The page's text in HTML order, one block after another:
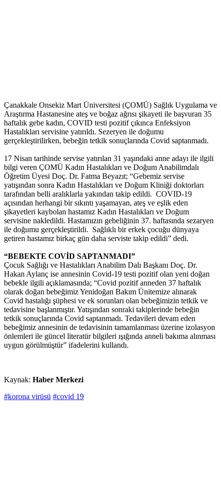
Çanakkale Onsekiz Mart Üniversitesi (ÇOMÜ) Sağlık Uygulama ve
Araştırma Hastanesine ateş ve boğaz ağrısı şikayeti ile başvuran 35
haftalık gebe kadın, COVID testi pozitif çıkınca Enfeksiyon
Hastalıkları servisine yatırıldı. Sezeryen ile doğumu
gerçekleştirilirken, bebeğin tetkik sonuçlarında Covid saptanmadı.
17 Nisan tarihinde servise yatırılan 31 yaşındaki anne adayı ile ilgili
bilgi veren ÇOMÜ Kadın Hastalıkları ve Doğum Anabilimdalı
Öğretim Üyesi Doç. Dr. Fatma Beyazıt; “Gebemiz servise
yatışından sonra Kadın Hastalıkları ve Doğum Kliniği doktorları
tarafından belli aralıklarla yakından takip edildi. COVID-19
açısından herhangi bir sıkıntı yaşamayan, ateş ve eşlik eden
şikayetleri kaybolan hastamız Kadın Hastalıkları ve Doğum
servisine nakledildi. Hastamızın gebeliğinin 37. haftasında sezaryen
ile doğumu gerçekleştirildi. Sağlıklı bir erkek çocuğu dünyaya
getiren hastamız birkaç gün daha serviste takip edildi” dedi.
“BEBEKTE COVİD SAPTANMADI”
Çocuk Sağlığı ve Hastalıkları Anabilim Dalı Başkanı Doç. Dr.
Hakan Aylanç ise annesinin Covid-19 testi pozitif olan yeni doğan
bebekle ilgili açıklamasında; “Covid pozitif anneden 37 haftalık
olarak doğan bebeğimiz Yenidoğan Bakım Ünitemize alınarak
Covid hastalığı şüphesi ve ek sorunları olan bebeğimizin tetkik ve
tedavisine başlanmıştır. Yatışından sonraki takiplerinde bebeğin
tetkik sonuçlarında Covid saptanmadı. Tedavileri devam eden
bebeğimiz annesinin de tedavisinin tamamlanması üzerine izolasyon
önlemleri ile güncel literatür bilgileri ışığında anneli bakıma alınması
uygun görülmüştür” ifadelerini kullandı.
Kaynak: Haber Merkezi
#korona virüsü #covid 19